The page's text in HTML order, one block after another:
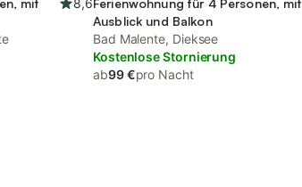
mit
8,6Ferienwohnung für 4 Personen, mit
Ausblick und Balkon
Bad Malente, Dieksee
Kostenlose Stornierung
ab99 €pro Nacht